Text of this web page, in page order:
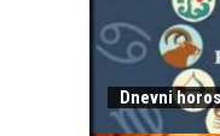
Dnevni